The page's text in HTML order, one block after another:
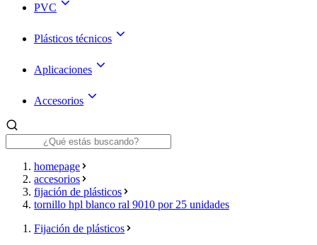
PVC
Plásticos técnicos
Aplicaciones
Accesorios
homepage
accesorios
fijación de plásticos
tornillo hpl blanco ral 9010 por 25 unidades
Fijación de plásticos